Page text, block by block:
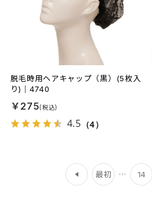
脱毛時用ヘアキャップ（黒）(5枚入
り)｜4740
￥275
4.5 （4）
最初
前
14